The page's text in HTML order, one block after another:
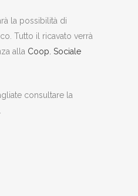
la possibilità di
Tutto il ricavato verrà
alla Coop. Sociale
consultare la